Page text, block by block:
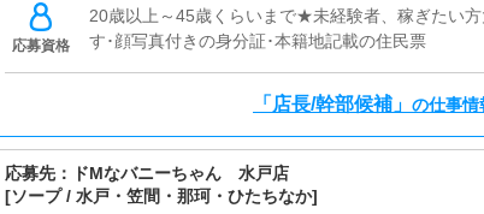
す。キャストの出勤情報やイベント、求人ブログ
や、ブログの更新時に簡単に文字が入力出来れば問
応募資格
20歳以上～45歳くらいまで★未経験者、稼ぎたい
す･顔写真付きの身分証･本籍地記載の住民票
「店長/幹部候補」 の仕事情
応募先：
ドMなバニーちゃん 水戸店
[ソープ / 水戸・笠間・那珂・ひたちなか]